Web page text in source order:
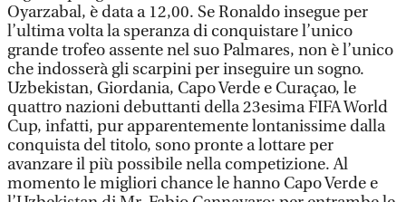
Oyarzabal, è data a 12,00. Se Ronaldo insegue per
l’ultima volta la speranza di conquistare l’unico
grande trofeo assente nel suo Palmares, non è l’unico
che indosserà gli scarpini per inseguire un sogno.
Uzbekistan, Giordania, Capo Verde e Curaçao, le
quattro nazioni debuttanti della 23esima FIFA World
Cup, infatti, pur apparentemente lontanissime dalla
conquista del titolo, sono pronte a lottare per
avanzare il più possibile nella competizione. Al
momento le migliori chance le hanno Capo Verde e